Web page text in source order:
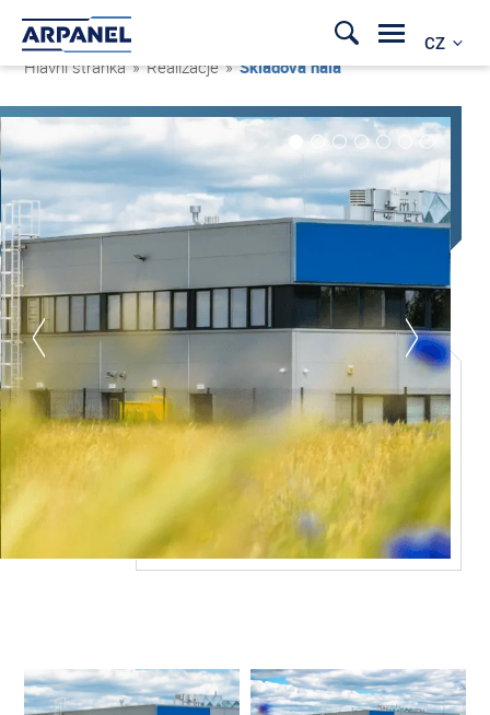
CZ
Hlavní stránka » Realizacje »Skladová hala